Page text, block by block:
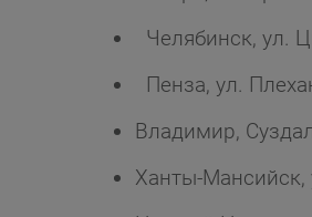
Челябинск, ул.
Пенза, ул.
Владимир,
Ханты-